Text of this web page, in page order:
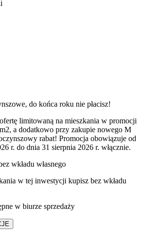
do końca roku nie płacisz!
limitowaną na mieszkania w promocji
a dodatkowo przy zakupie nowego M
rabat! Promocja obowiązuje od
r. do dnia 31 sierpnia 2026 r. włącznie.
wkładu własnego
w tej inwestycji kupisz bez wkładu
w biurze sprzedaży